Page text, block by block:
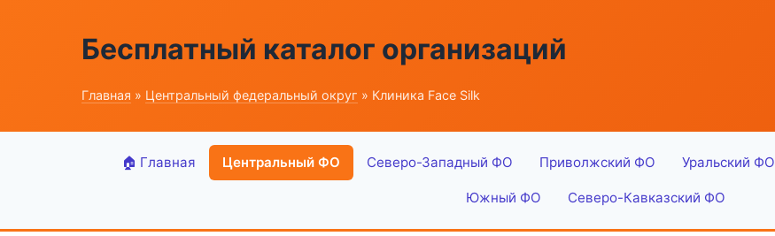
Бесплатный каталог организаций
Главная » Центральный федеральный округ » Клиника Face Silk
🏠 Главная Центральный ФО Северо-Западный ФО Приволжский ФО Уральский ФО
Южный ФО Северо-Кавказский ФО